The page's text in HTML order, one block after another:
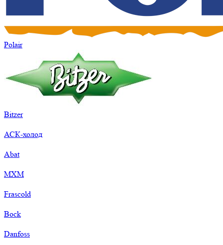
Polair
Bitzer
АСК-холод
Abat
МХМ
Frascold
Bock
Danfoss